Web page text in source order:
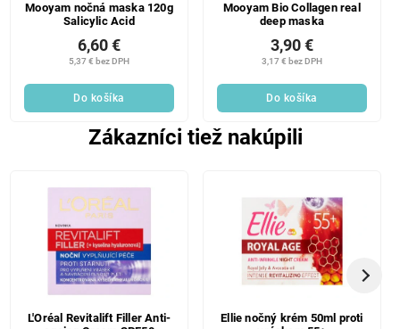
Mooyam nočná maska 120g
Salicylic Acid
5,37 € bez DPH
6,60 €
Do košíka
Mooyam Bio Collagen real
deep maska
3,17 € bez DPH
3,90 €
Do košíka
Zákazníci tiež nakúpili
L'Oréal Revitalift Filler Anti-
Ellie nočný krém 50ml proti